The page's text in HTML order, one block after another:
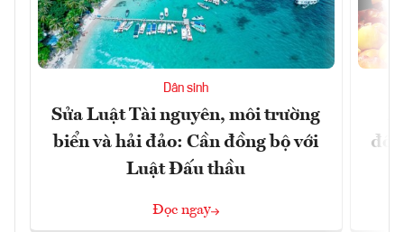
Dân sinh
Sửa Luật Tài nguyên, môi trường
biển và hải đảo: Cần đồng bộ với
Luật Đấu thầu
Đọc ngay